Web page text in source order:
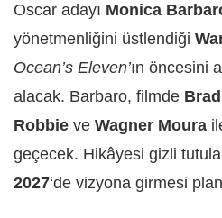
Oscar adayı Monica
yönetmenliğini üstlendiği
Ocean’s Eleven’ın öncesini
alacak. Barbaro, filmde
Robbie ve Wagner Moura
geçecek. Hikâyesi gizli
2027‘de vizyona girmesi